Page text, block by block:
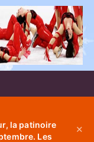
la patinoire
Les
✕